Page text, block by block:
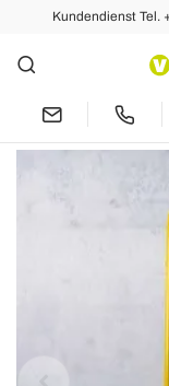
Kundendienst Tel.
Made